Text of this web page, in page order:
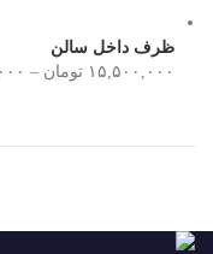
ظرف داخل سالن
۱۵,۵۰۰,۰۰۰ تومان –